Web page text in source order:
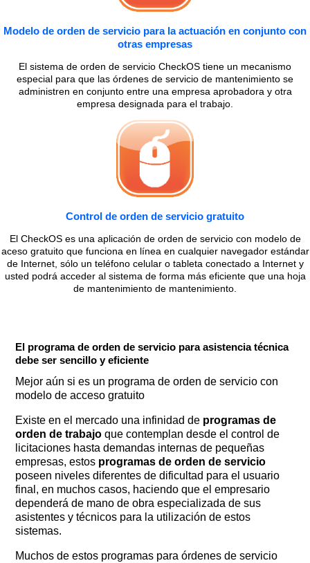
Modelo de orden de servicio para la actuación en conjunto con
otras empresas
El sistema de orden de servicio CheckOS tiene un mecanismo
especial para que las órdenes de servicio de mantenimiento se
administren en conjunto entre una empresa aprobadora y otra
empresa designada para el trabajo.
Control de orden de servicio gratuito
El CheckOS es una aplicación de orden de servicio con modelo de
aceso gratuito que funciona en línea en cualquier navegador estándar
de Internet, sólo un teléfono celular o tableta conectado a Internet y
usted podrá acceder al sistema de forma más eficiente que una hoja
de mantenimiento de mantenimiento.
El programa de orden de servicio para asistencia técnica
debe ser sencillo y eficiente
Mejor aún si es un programa de orden de servicio con
modelo de acceso gratuito
Existe en el mercado una infinidad de programas de
orden de trabajo que contemplan desde el control de
licitaciones hasta demandas internas de pequeñas
empresas, estos programas de orden de servicio
poseen niveles diferentes de dificultad para el usuario
final, en muchos casos, haciendo que el empresario
dependerá de mano de obra especializada de sus
asistentes y técnicos para la utilización de estos
sistemas.
Muchos de estos programas para órdenes de servicio